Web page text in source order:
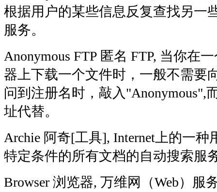
根据用户的某些信息反复查找另一
服务。
Anonymous FTP 匿名 FTP, 当你在
器上下载一个文件时，一般不需要
问到注册名时，敲入"Anonymous",
址代替。
Archie 阿奇[工具], Internet上的一
特定条件的所有文档的自动搜索服
Browser 浏览器, 万维网（Web）服